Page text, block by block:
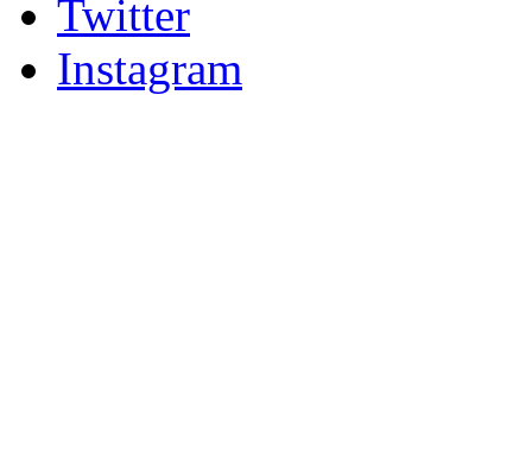
Twitter
Instagram